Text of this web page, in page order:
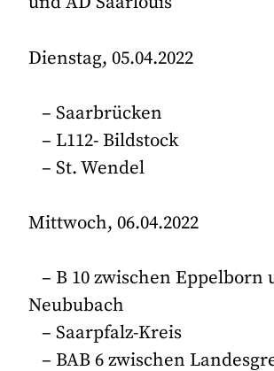
Dienstag, 05.04.2022
– Saarbrücken
– L112- Bildstock
– St. Wendel
Mittwoch, 06.04.2022
– B 10 zwischen Eppelborn
Neububach
– Saarpfalz-Kreis
– BAB 6 zwischen